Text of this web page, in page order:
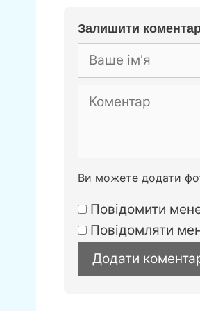
b
o
o
k
a
m
Залишити
Коментар
Ви можете додати
Повідомити
Повідомляти